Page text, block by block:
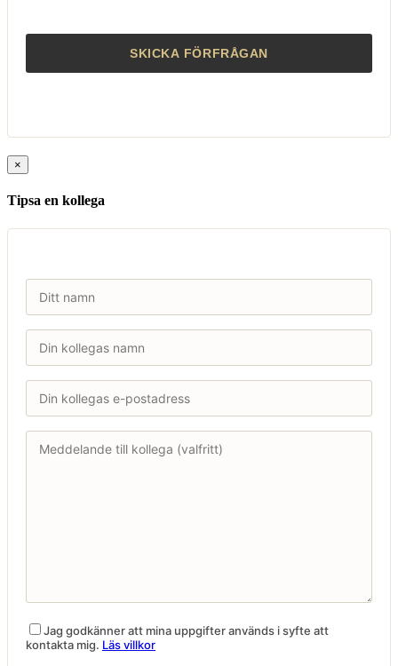
×
Tipsa en kollega
Jag godkänner att mina uppgifter används i syfte att
kontakta mig. Läs villkor